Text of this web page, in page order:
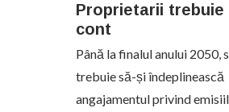
Proprietarii trebuie
cont
Până la finalul anului 2050,
trebuie să-și îndeplinească
angajamentul privind